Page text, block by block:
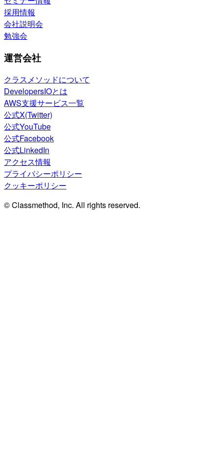
採用情報
会社説明会
勉強会
運営会社
クラスメソッドについて
DevelopersIOとは
AWS支援サービス一覧
公式X(Twitter)
公式YouTube
公式Facebook
公式LinkedIn
アクセス情報
プライバシーポリシー
クッキーポリシー
© Classmethod, Inc. All rights reserved.